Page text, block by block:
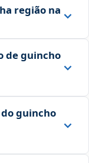
região na
de guincho
guincho